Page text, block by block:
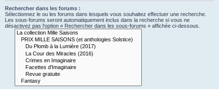
Rechercher dans les forums :
Sélectionnez le ou les forums dans lesquels vous souhaitez effectuer une recherche.
Les sous-forums seront automatiquement inclus dans la recherche si vous ne
désactivez pas l’option « Rechercher dans les sous-forums » affichée ci-dessous.